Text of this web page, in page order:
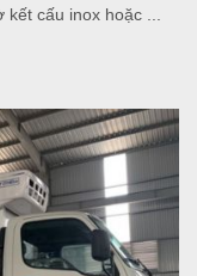
cấu inox hoặc ...